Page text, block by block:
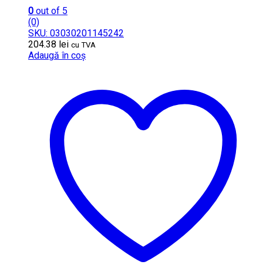
0 out of 5
(0)
SKU: 03030201145242
204.38 lei cu TVA
Adaugă în coș